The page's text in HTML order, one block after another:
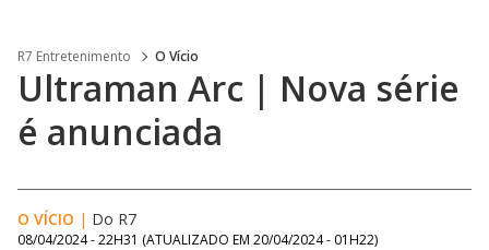
R7 Entretenimento O Vício
Ultraman Arc | Nova série
é anunciada
O VÍCIO | Do R7
08/04/2024 - 22H31 (ATUALIZADO EM 20/04/2024 - 01H22)